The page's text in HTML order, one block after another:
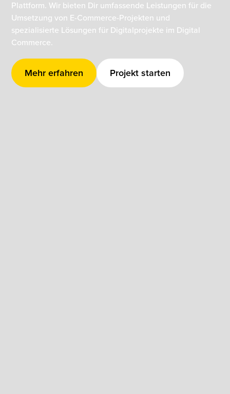
Plattform. Wir bieten Dir umfassende Leistungen für die
Umsetzung von E-Commerce-Projekten und
spezialisierte Lösungen für Digitalprojekte im Digital
Commerce.
Mehr erfahren Projekt starten